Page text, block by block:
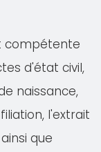
compétente
d'état civil,
naissance,
l'extrait
que